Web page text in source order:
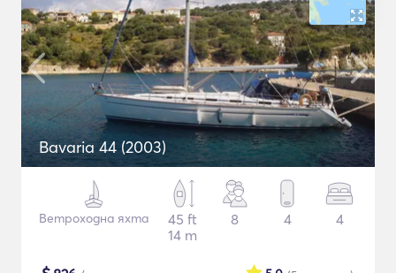
Bavaria 44 (2003)
Ветроходна яхта
45 ft
14 m
8 4 4